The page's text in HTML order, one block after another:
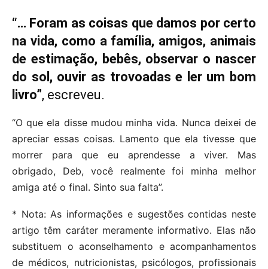
“… Foram as coisas que damos por certo
na vida, como a família, amigos, animais
de estimação, bebês, observar o nascer
do sol, ouvir as trovoadas e ler um bom
livro”, escreveu.
“O que ela disse mudou minha vida. Nunca deixei de
apreciar essas coisas. Lamento que ela tivesse que
morrer para que eu aprendesse a viver. Mas
obrigado, Deb, você realmente foi minha melhor
amiga até o final. Sinto sua falta”.
* Nota: As informações e sugestões contidas neste
artigo têm caráter meramente informativo. Elas não
substituem o aconselhamento e acompanhamentos
de médicos, nutricionistas, psicólogos, profissionais